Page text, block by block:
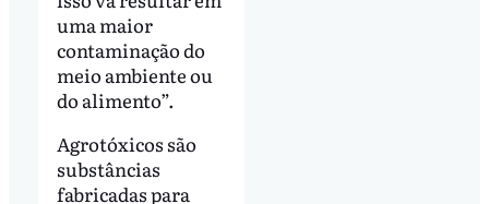
uma maior
contaminação do
meio ambiente ou
do alimento”.
Agrotóxicos são
substâncias
fabricadas para